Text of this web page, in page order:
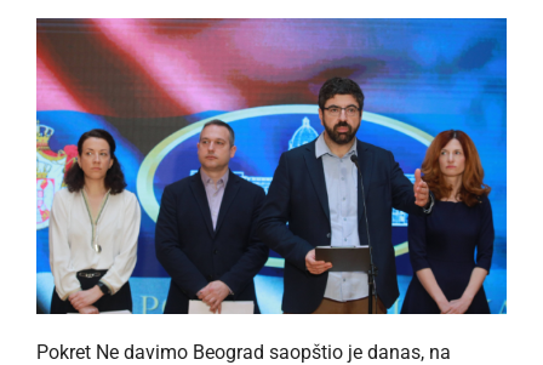
Pokret Ne davimo Beograd saopštio je danas, na